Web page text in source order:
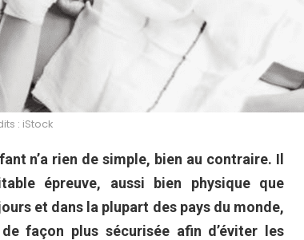
: iStock
n’a rien de simple, bien au contraire. Il
épreuve, aussi bien physique que
et dans la plupart des pays du monde,
façon plus sécurisée afin d’éviter les